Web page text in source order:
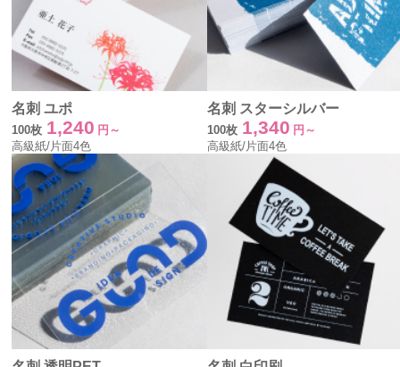
名刺 ユポ
100枚 1,240 円～
高級紙/片面4色
名刺 スターシルバー
100枚 1,340 円～
高級紙/片面4色